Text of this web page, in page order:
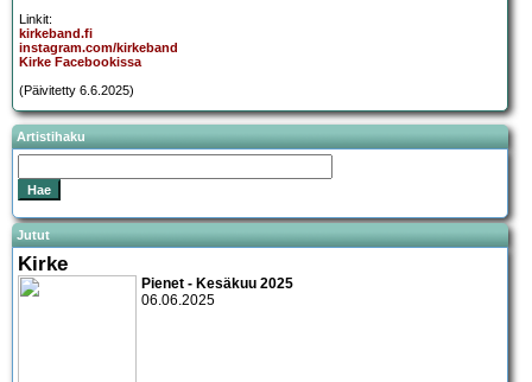
Linkit:
kirkeband.fi
instagram.com/kirkeband
Kirke Facebookissa
(Päivitetty 6.6.2025)
Artistihaku
Jutut
Kirke
Pienet - Kesäkuu 2025
06.06.2025